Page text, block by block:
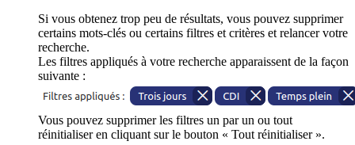
Si vous obtenez trop peu de résultats, vous pouvez supprimer
certains mots-clés ou certains filtres et critères et relancer votre
recherche.
Les filtres appliqués à votre recherche apparaissent de la façon
suivante :
Vous pouvez supprimer les filtres un par un ou tout
réinitialiser en cliquant sur le bouton « Tout réinitialiser ».